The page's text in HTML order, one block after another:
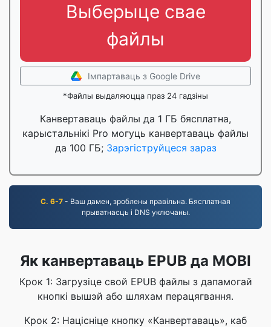
Выберыце свае
файлы
Імпартаваць з Google Drive
*Файлы выдаляюцца праз 24 гадзіны
Канвертаваць файлы да 1 ГБ бясплатна,
карыстальнікі Pro могуць канвертаваць файлы
да 100 ГБ; Зарэгіструйцеся зараз
С. 6-7 - Ваш дамен, зроблены правільна. Бясплатная
прыватнасць і DNS уключаны.
Як канвертаваць EPUB да MOBI
Крок 1: Загрузіце свой EPUB файлы з дапамогай
кнопкі вышэй або шляхам перацягвання.
Крок 2: Націсніце кнопку «Канвертаваць», каб